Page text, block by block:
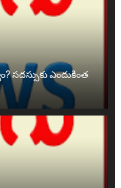
సదస్సుకు ఎందుకింత